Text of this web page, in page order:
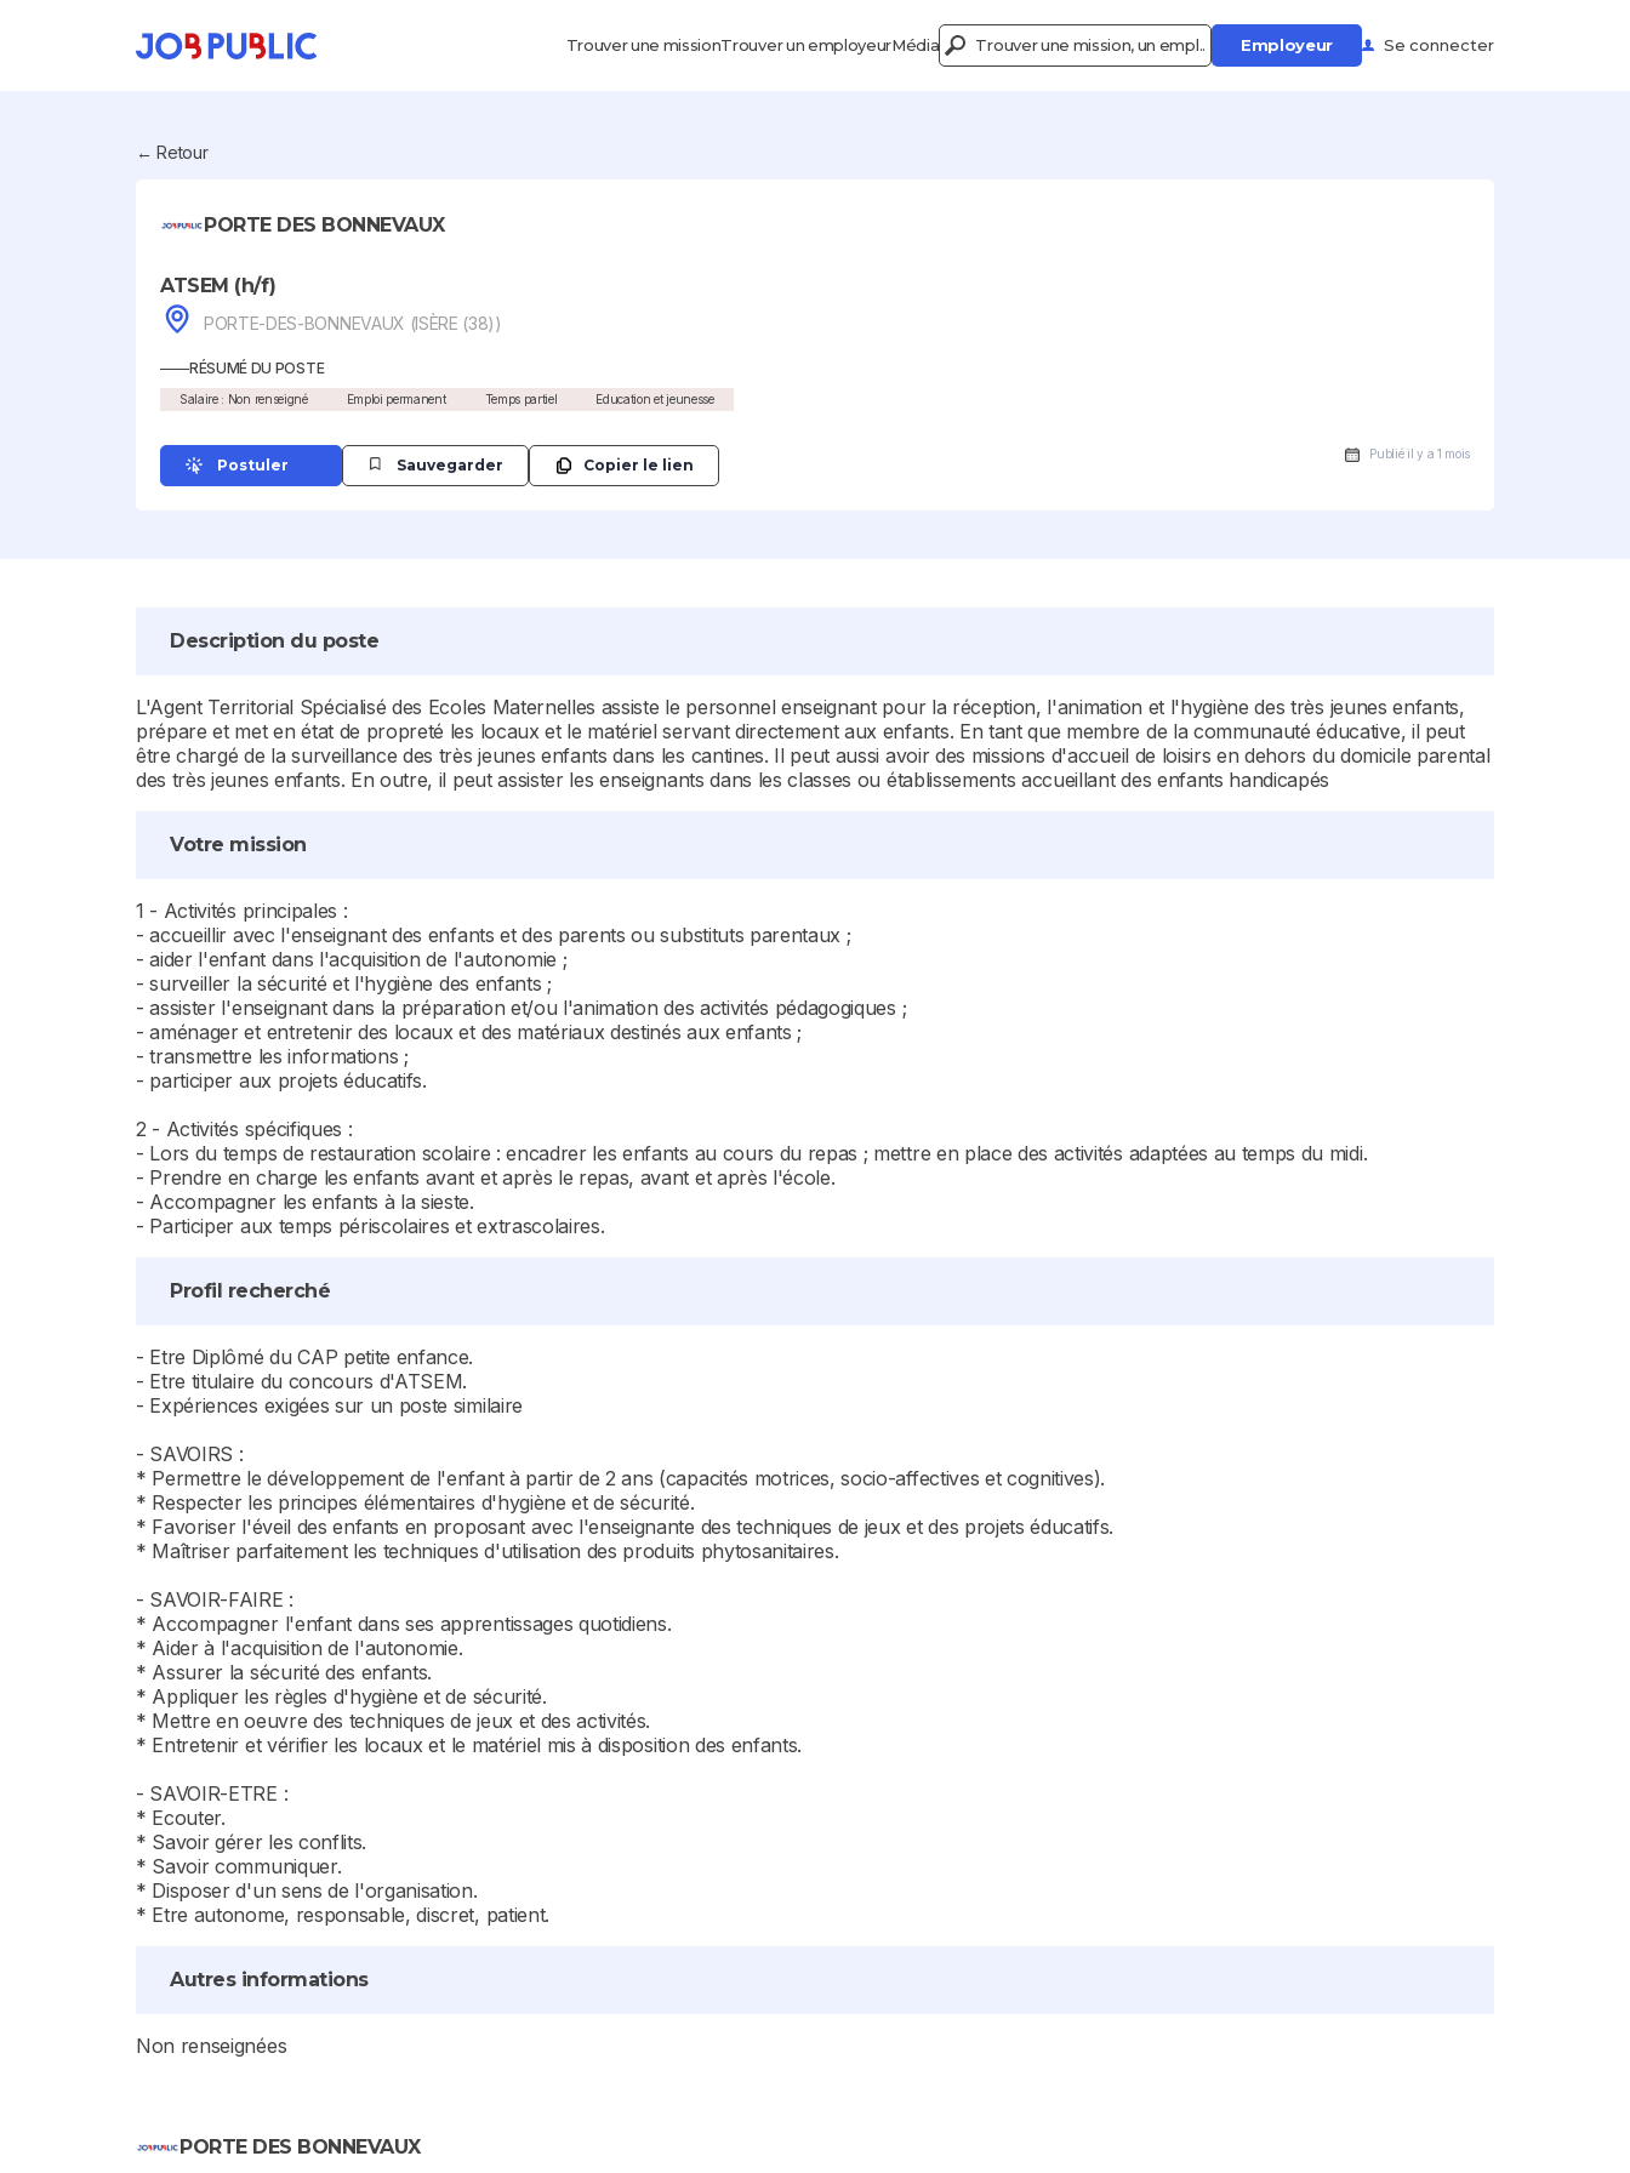
Trouver une missionTrouver un employeurMédia Trouver une mission, un empl.. Employeur Se connecter
← Retour
PORTE DES BONNEVAUX
ATSEM (h/f)
PORTE-DES-BONNEVAUX (ISÈRE (38))
RÉSUMÉ DU POSTE
Salaire : Non renseigné Emploi permanent Temps partiel Education et jeunesse
Postuler Sauvegarder Copier le lien
Publié il y a 1 mois
Description du poste
L'Agent Territorial Spécialisé des Ecoles Maternelles assiste le personnel enseignant pour la réception, l'animation et l'hygiène des très jeunes enfants,
prépare et met en état de propreté les locaux et le matériel servant directement aux enfants. En tant que membre de la communauté éducative, il peut
être chargé de la surveillance des très jeunes enfants dans les cantines. Il peut aussi avoir des missions d'accueil de loisirs en dehors du domicile parental
des très jeunes enfants. En outre, il peut assister les enseignants dans les classes ou établissements accueillant des enfants handicapés
Votre mission
1 - Activités principales :
- accueillir avec l'enseignant des enfants et des parents ou substituts parentaux ;
- aider l'enfant dans l'acquisition de l'autonomie ;
- surveiller la sécurité et l'hygiène des enfants ;
- assister l'enseignant dans la préparation et/ou l'animation des activités pédagogiques ;
- aménager et entretenir des locaux et des matériaux destinés aux enfants ;
- transmettre les informations ;
- participer aux projets éducatifs.
2 - Activités spécifiques :
- Lors du temps de restauration scolaire : encadrer les enfants au cours du repas ; mettre en place des activités adaptées au temps du midi.
- Prendre en charge les enfants avant et après le repas, avant et après l'école.
- Accompagner les enfants à la sieste.
- Participer aux temps périscolaires et extrascolaires.
Profil recherché
- Etre Diplômé du CAP petite enfance.
- Etre titulaire du concours d'ATSEM.
- Expériences exigées sur un poste similaire
- SAVOIRS :
* Permettre le développement de l'enfant à partir de 2 ans (capacités motrices, socio-affectives et cognitives).
* Respecter les principes élémentaires d'hygiène et de sécurité.
* Favoriser l'éveil des enfants en proposant avec l'enseignante des techniques de jeux et des projets éducatifs.
* Maîtriser parfaitement les techniques d'utilisation des produits phytosanitaires.
- SAVOIR-FAIRE :
* Accompagner l'enfant dans ses apprentissages quotidiens.
* Aider à l'acquisition de l'autonomie.
* Assurer la sécurité des enfants.
* Appliquer les règles d'hygiène et de sécurité.
* Mettre en oeuvre des techniques de jeux et des activités.
* Entretenir et vérifier les locaux et le matériel mis à disposition des enfants.
- SAVOIR-ETRE :
* Ecouter.
* Savoir gérer les conflits.
* Savoir communiquer.
* Disposer d'un sens de l'organisation.
* Etre autonome, responsable, discret, patient.
Autres informations
Non renseignées
PORTE DES BONNEVAUX